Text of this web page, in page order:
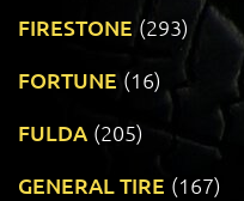
FIRESTONE (293)
FORTUNE (16)
FULDA (205)
GENERAL TIRE (167)